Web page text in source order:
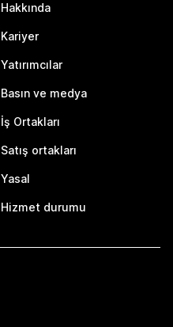
Hakkında
Kariyer
Yatırımcılar
Basın ve medya
İş Ortakları
Satış ortakları
Yasal
Hizmet durumu